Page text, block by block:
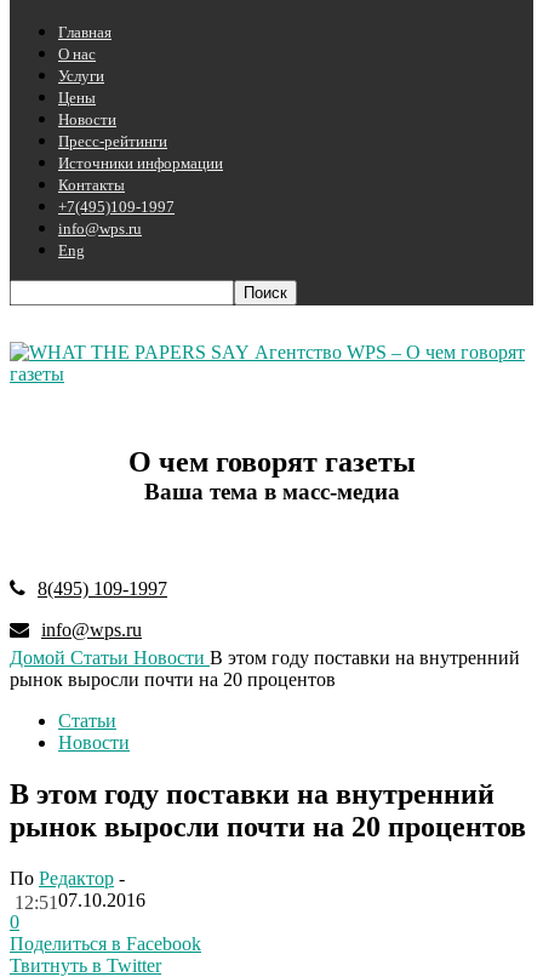
Главная
О нас
Услуги
Цены
Новости
Пресс-рейтинги
Источники информации
Контакты
+7(495)109-1997
info@wps.ru
Eng
Агентство WPS – О чем говорят
газеты
О чем говорят газеты
Ваша тема в масс-медиа
8(495) 109-1997
info@wps.ru
Домой Статьи Новости В этом году поставки на внутренний
рынок выросли почти на 20 процентов
Статьи
Новости
В этом году поставки на внутренний
рынок выросли почти на 20 процентов
По Редактор -
07.10.2016
12:51
0
Поделиться в Facebook
Твитнуть в Twitter